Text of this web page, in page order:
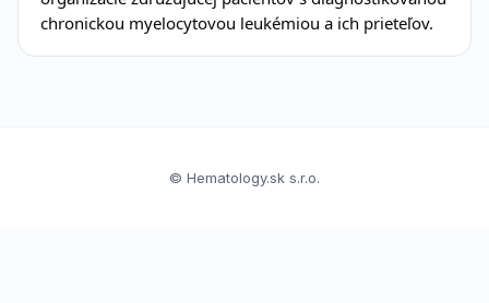
chronickou myelocytovou leukémiou a ich prieteľov.
© Hematology.sk s.r.o.